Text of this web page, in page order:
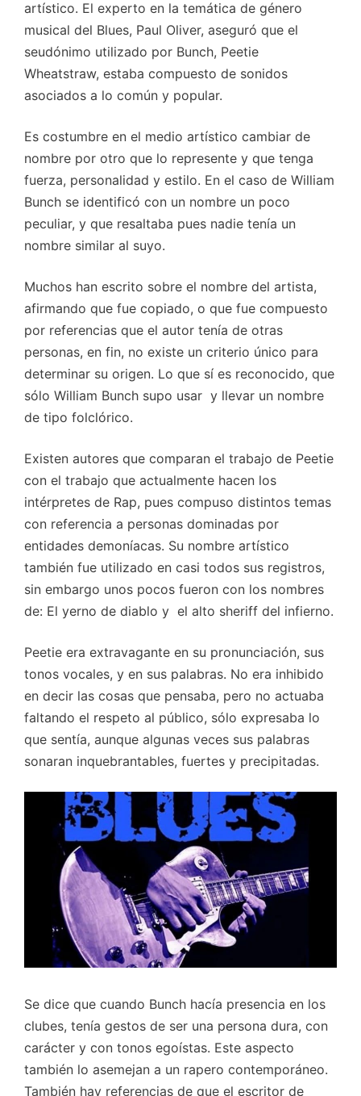
artístico. El experto en la temática de género
musical del Blues, Paul Oliver, aseguró que el
seudónimo utilizado por Bunch, Peetie
Wheatstraw, estaba compuesto de sonidos
asociados a lo común y popular.
Es costumbre en el medio artístico cambiar de
nombre por otro que lo represente y que tenga
fuerza, personalidad y estilo. En el caso de William
Bunch se identificó con un nombre un poco
peculiar, y que resaltaba pues nadie tenía un
nombre similar al suyo.
Muchos han escrito sobre el nombre del artista,
afirmando que fue copiado, o que fue compuesto
por referencias que el autor tenía de otras
personas, en fin, no existe un criterio único para
determinar su origen. Lo que sí es reconocido, que
sólo William Bunch supo usar y llevar un nombre
de tipo folclórico.
Existen autores que comparan el trabajo de Peetie
con el trabajo que actualmente hacen los
intérpretes de Rap, pues compuso distintos temas
con referencia a personas dominadas por
entidades demoníacas. Su nombre artístico
también fue utilizado en casi todos sus registros,
sin embargo unos pocos fueron con los nombres
de: El yerno de diablo y el alto sheriff del infierno.
Peetie era extravagante en su pronunciación, sus
tonos vocales, y en sus palabras. No era inhibido
en decir las cosas que pensaba, pero no actuaba
faltando el respeto al público, sólo expresaba lo
que sentía, aunque algunas veces sus palabras
sonaran inquebrantables, fuertes y precipitadas.
Se dice que cuando Bunch hacía presencia en los
clubes, tenía gestos de ser una persona dura, con
carácter y con tonos egoístas. Este aspecto
también lo asemejan a un rapero contemporáneo.
También hay referencias de que el escritor de